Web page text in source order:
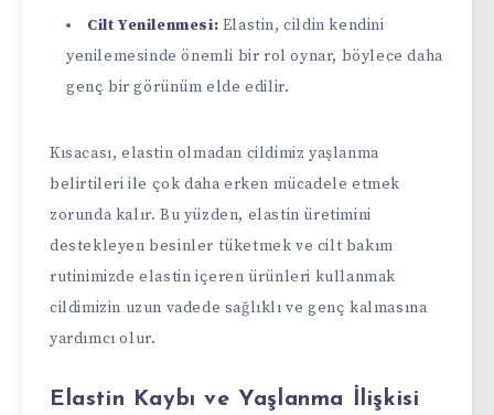
Cilt Yenilenmesi: Elastin, cildin kendini
yenilemesinde önemli bir rol oynar, böylece daha
genç bir görünüm elde edilir.
Kısacası, elastin olmadan cildimiz yaşlanma
belirtileri ile çok daha erken mücadele etmek
zorunda kalır. Bu yüzden, elastin üretimini
destekleyen besinler tüketmek ve cilt bakım
rutinimizde elastin içeren ürünleri kullanmak
cildimizin uzun vadede sağlıklı ve genç kalmasına
yardımcı olur.
Elastin Kaybı ve Yaşlanma İlişkisi